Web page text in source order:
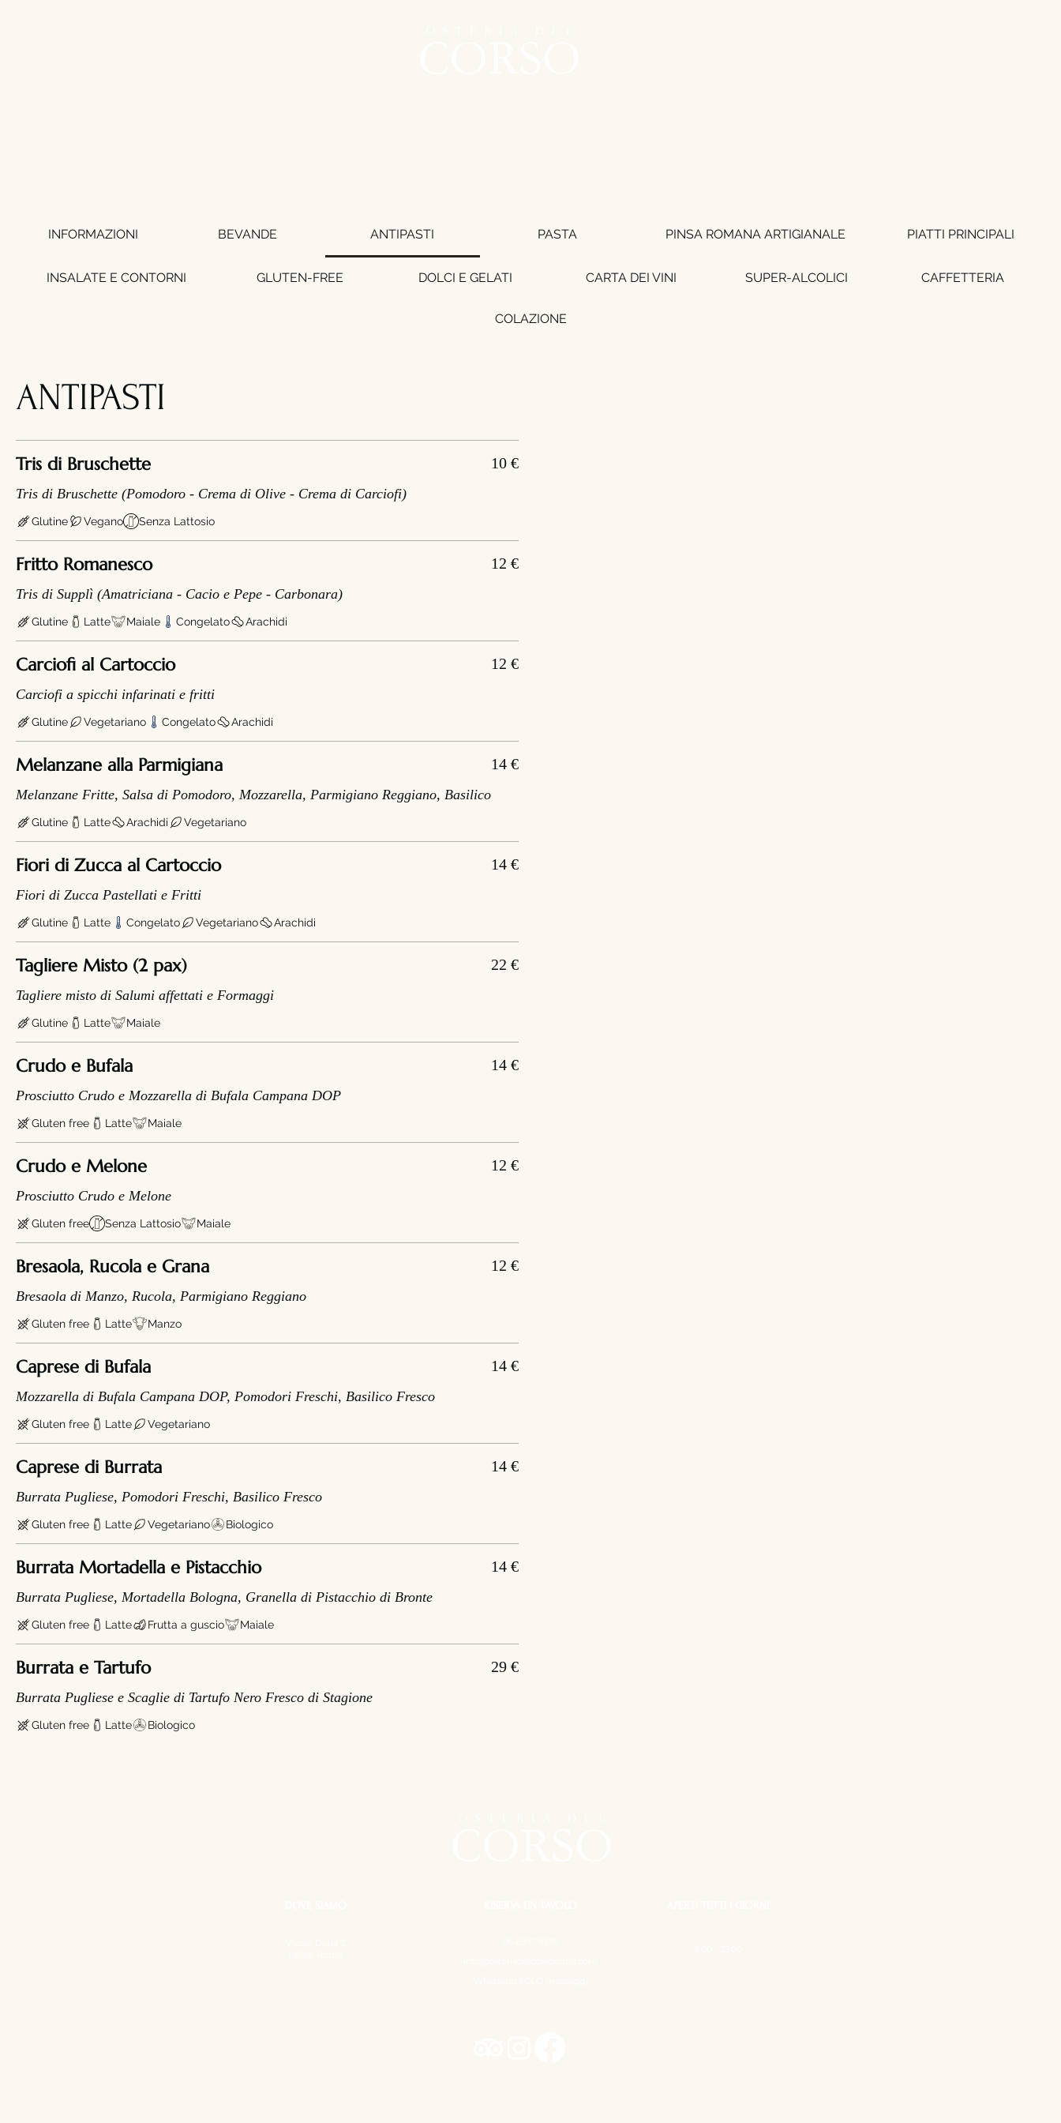
INFORMAZIONI BEVANDE ANTIPASTI PASTA PINSA ROMANA ARTIGIANALE PIATTI PRINCIPALI
INSALATE E CONTORNI GLUTEN-FREE DOLCI E GELATI CARTA DEI VINI SUPER-ALCOLICI CAFFETTERIA
COLAZIONE
ANTIPASTI
Tris di Bruschette
Tris di Bruschette (Pomodoro - Crema di Olive - Crema di Carciofi)
10 €
Glutine Vegano Senza Lattosio
Fritto Romanesco
Tris di Supplì (Amatriciana - Cacio e Pepe - Carbonara)
12 €
Glutine Latte Maiale Congelato Arachidi
Carciofi al Cartoccio
Carciofi a spicchi infarinati e fritti
12 €
Glutine Vegetariano Congelato Arachidi
Melanzane alla Parmigiana
Melanzane Fritte, Salsa di Pomodoro, Mozzarella, Parmigiano Reggiano, Basilico
14 €
Glutine Latte Arachidi Vegetariano
Fiori di Zucca al Cartoccio
Fiori di Zucca Pastellati e Fritti
14 €
Glutine Latte Congelato Vegetariano Arachidi
Tagliere Misto (2 pax)
Tagliere misto di Salumi affettati e Formaggi
22 €
Glutine Latte Maiale
Crudo e Bufala
Prosciutto Crudo e Mozzarella di Bufala Campana DOP
14 €
Gluten free Latte Maiale
Crudo e Melone
Prosciutto Crudo e Melone
12 €
Gluten free Senza Lattosio Maiale
Bresaola, Rucola e Grana
Bresaola di Manzo, Rucola, Parmigiano Reggiano
12 €
Gluten free Latte Manzo
Caprese di Bufala
Mozzarella di Bufala Campana DOP, Pomodori Freschi, Basilico Fresco
14 €
Gluten free Latte Vegetariano
Caprese di Burrata
Burrata Pugliese, Pomodori Freschi, Basilico Fresco
14 €
Gluten free Latte Vegetariano Biologico
Burrata Mortadella e Pistacchio
Burrata Pugliese, Mortadella Bologna, Granella di Pistacchio di Bronte
14 €
Gluten free Latte Frutta a guscio Maiale
Burrata e Tartufo
Burrata Pugliese e Scaglie di Tartufo Nero Fresco di Stagione
29 €
Gluten free Latte Biologico